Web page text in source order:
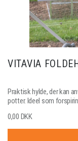
VITAVIA
Praktisk hylde, der kan
potter. Ideel som
0,00 DKK